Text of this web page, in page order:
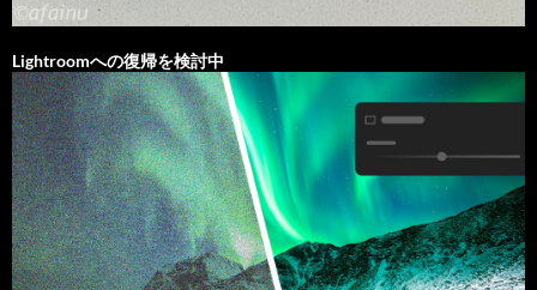
Lightroomへの復帰を検討中